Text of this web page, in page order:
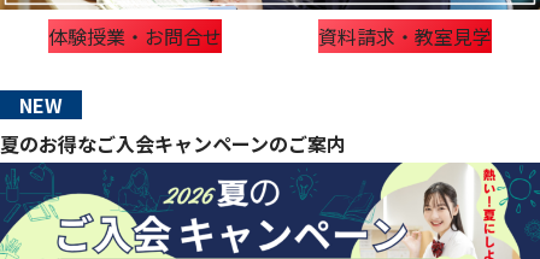
体験授業・お問合せ 資料請求・教室見学
NEW
夏のお得なご入会キャンペーンのご案内